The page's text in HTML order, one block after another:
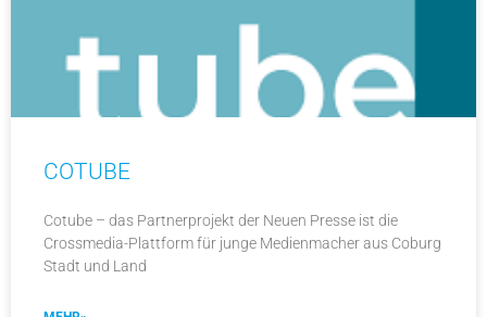
COTUBE
Cotube – das Partnerprojekt der Neuen Presse ist die
Crossmedia-Plattform für junge Medienmacher aus Coburg
Stadt und Land